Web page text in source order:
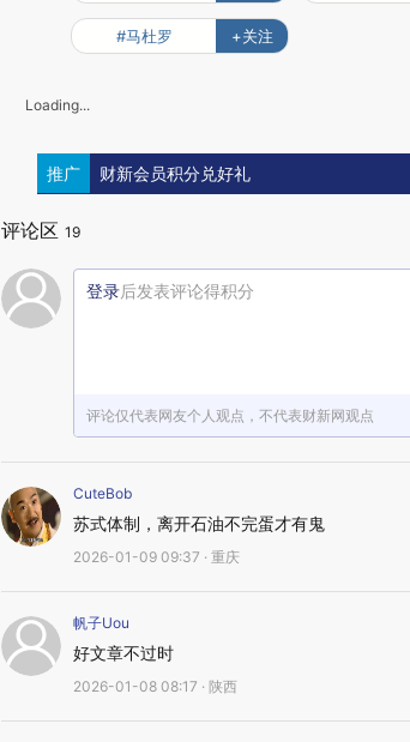
#马杜罗 +关注
Loading...
推广 财新会员积分兑好礼
评论区 19
登录后发表评论得积分
评论仅代表网友个人观点，不代表财新网观点
CuteBob
苏式体制，离开石油不完蛋才有鬼
2026-01-09 09:37 · 重庆
帆子Uou
好文章不过时
2026-01-08 08:17 · 陕西